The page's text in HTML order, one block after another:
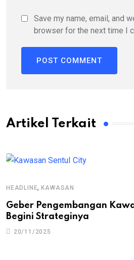
Save my name, email, and
browser for the next time I
Artikel Terkait
HEADLINE,KAWASAN
Geber Pengembangan
Begini Strateginya
20/11/2025